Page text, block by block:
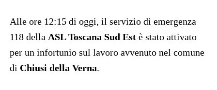
Alle ore 12:15 di oggi, il servizio di emergenza
118 della ASL Toscana Sud Est è stato attivato
per un infortunio sul lavoro avvenuto nel comune
di Chiusi della Verna.